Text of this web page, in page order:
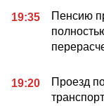
19:35
Пенсию
19:20
Проезд